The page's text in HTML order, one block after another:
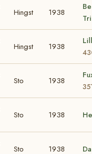
Hingst 1938
Hingst 1938
Sto 1938
Sto 1938
Sto 1938